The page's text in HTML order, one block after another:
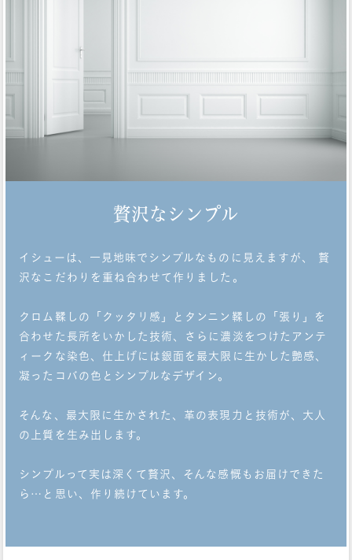
贅沢なシンプル
イシューは、一見地味でシンプルなものに見えますが、 贅
沢なこだわりを重ね合わせて作りました。
クロム鞣しの「クッタリ感」とタンニン鞣しの「張り」を
合わせた長所をいかした技術、さらに濃淡をつけたアンテ
ィークな染色、仕上げには銀面を最大限に生かした艶感、
凝ったコバの色とシンプルなデザイン。
そんな、最大限に生かされた、革の表現力と技術が、大人
の上質を生み出します。
シンプルって実は深くて贅沢、そんな感慨もお届けできた
ら…と思い、作り続けています。